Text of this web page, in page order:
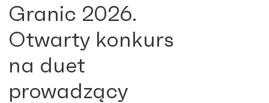
Granic 2026.
Otwarty konkurs
na duet
prowadzący